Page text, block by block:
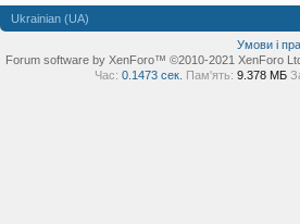
Ukrainian (UA)
Умови і
Forum software by XenForo™ ©2010-2021 XenForo
Час: 0.1473 сек. Пам'ять: 9.378 МБ